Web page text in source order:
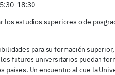
estudios superiores o de
para su formación superior,
futuros universitarios puedan
Un encuentro al que la